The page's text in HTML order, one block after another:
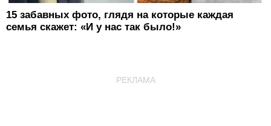
15 забавных фото, глядя на которые каждая
семья скажет: «И у нас так было!»
РЕКЛАМА